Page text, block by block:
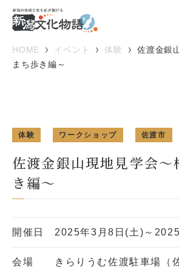
HOME イベント 体験
佐渡金銀
まち歩き編～
体験 ワークショップ 佐渡市
佐渡金銀山現地見学会～
き編～
開催日 2025年3月8日(土)～
会場
きらりうむ佐渡駐車場（